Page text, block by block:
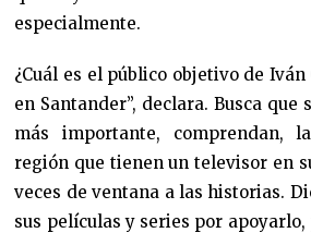
especialmente.
¿Cuál es el público objetivo de Iván
en Santander”, declara. Busca que
más importante, comprendan,
región que tienen un televisor en
veces de ventana a las historias.
sus películas y series por apoyarlo,